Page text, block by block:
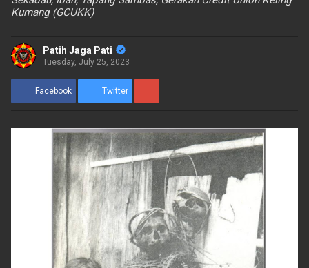
Kumang (GCUKK)
Patih Jaga Pati
Tuesday, July 25, 2023
Facebook Twitter